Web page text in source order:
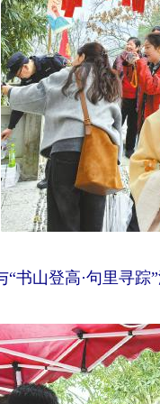
“书山登高·句里寻